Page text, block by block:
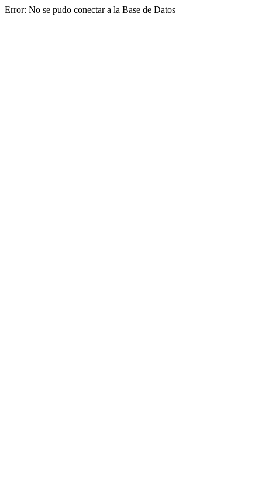
Error: No se pudo conectar a la Base de Datos